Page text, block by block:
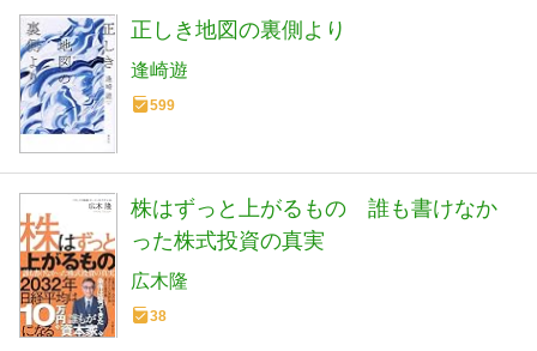
正しき地図の裏側より
逢崎遊
599
株はずっと上がるもの 誰も書けなか
った株式投資の真実
広木隆
38